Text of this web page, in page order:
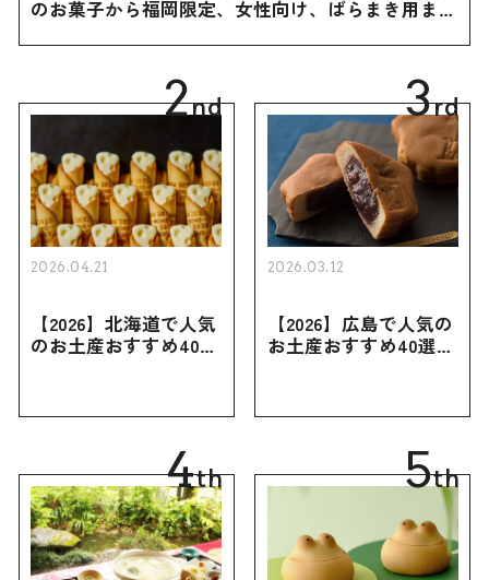
のお菓子から福岡限定、女性向け、ばらまき用まで
2nd
2026.04.21
【2026】北海道で人気
のお土産おすすめ40選
買えない限定品、女性
3rd
2026.03.12
【2026】広島で人気の
お土産おすすめ40選｜
き用、女性向けまで幅
4th 5th